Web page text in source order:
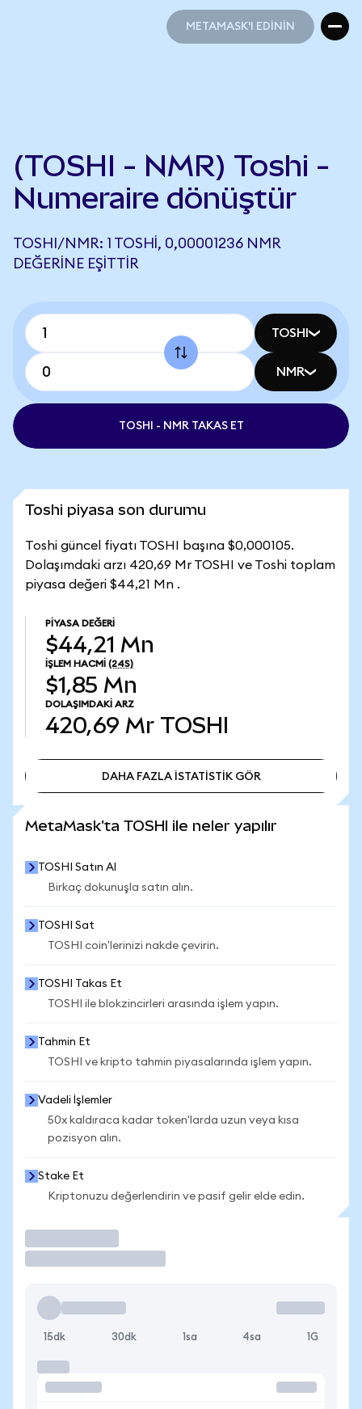
METAMASK'I EDİNİN
(TOSHI - NMR) Toshi -
Numeraire dönüştür
TOSHI/NMR: 1 TOSHI, 0,00001236 NMR
DEĞERINE EŞITTIR
TOSHI
NMR
TOSHI - NMR TAKAS ET
Toshi piyasa son durumu
Toshi güncel fiyatı TOSHI başına $0,000105.
Dolaşımdaki arzı 420,69 Mr TOSHI ve Toshi toplam
piyasa değeri $44,21 Mn .
PIYASA DEĞERI
$44,21 Mn
İŞLEM HACMI (24S)
$1,85 Mn
DOLAŞIMDAKI ARZ
420,69 Mr TOSHI
DAHA FAZLA İSTATİSTİK GÖR
MetaMask'ta TOSHI ile neler yapılır
TOSHI Satın Al
Birkaç dokunuşla satın alın.
TOSHI Sat
TOSHI coin'lerinizi nakde çevirin.
TOSHI Takas Et
TOSHI ile blokzincirleri arasında işlem yapın.
Tahmin Et
TOSHI ve kripto tahmin piyasalarında işlem yapın.
Vadeli İşlemler
50x kaldıraca kadar token'larda uzun veya kısa
pozisyon alın.
Stake Et
Kriptonuzu değerlendirin ve pasif gelir elde edin.
15dk 30dk 1sa 4sa 1G